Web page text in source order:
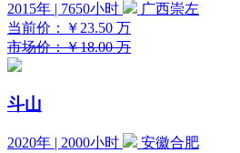
2015年 | 7650小时
广西崇左
当前价：
￥23.50 万
市场价：￥18.00 万
斗山
2020年 | 2000小时
安徽合肥